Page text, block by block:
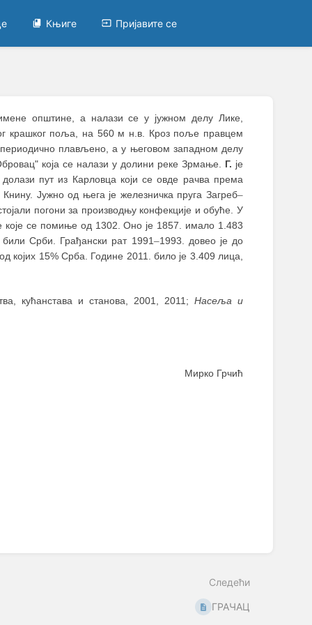
Књиге Пријавите се
општине, а налази се у јужном делу Лике,
крашког поља, на 560 м н.в. Кроз поље правцем
плављено, а у његовом западном делу
која се налази у долини реке Зрмање. Г. је
пут из Карловца који се овде рачва према
Јужно од њега је железничка пруга Загреб–
погони за производњу конфекције и обуће. У
које се помиње од 1302. Оно је 1857. имало 1.483
били Срби. Грађански рат 1991–1993. довео је до
којих 15% Срба. Године 2011. било је 3.409 лица,
кућанстава и станова, 2001, 2011;Насеља и
Мирко Грчић
Следећи
ГРАЧАЦ